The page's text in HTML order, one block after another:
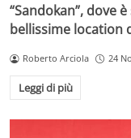
“Sandokan”, dove
bellissime location
Roberto Arciola 24
Leggi di più